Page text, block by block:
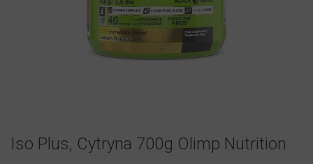
Iso Plus, Cytryna 700g Olimp Nutrition